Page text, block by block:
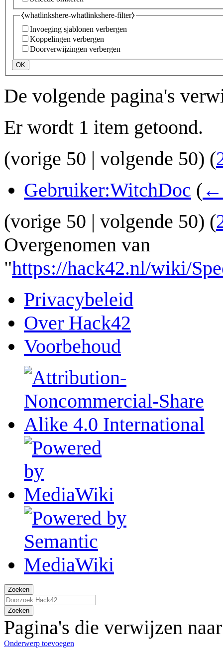
⧼whatlinkshere-whatlinkshere-filter⧽
Invoeging sjablonen verbergen
Koppelingen verbergen
Doorverwijzingen verbergen
OK
De volgende pagina's
Er wordt 1 item getoond.
(vorige 50 | volgende 50) (
Gebruiker:WitchDoc ( ←
(vorige 50 | volgende 50) (
Overgenomen van
"https://hack42.nl/wiki/
Privacybeleid
Over Hack42
Voorbehoud
Zoeken
Zoeken
Pagina's die verwijzen
Onderwerp toevoegen